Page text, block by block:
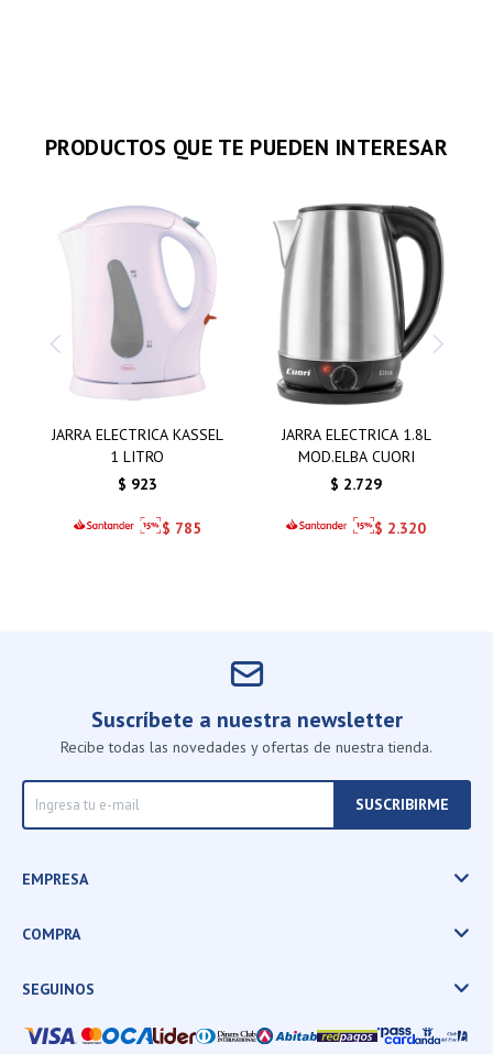
PRODUCTOS QUE TE PUEDEN INTERESAR
JARRA ELECTRICA KASSEL
1 LITRO
$ 923
$ 785
JARRA ELECTRICA 1.8L
MOD.ELBA CUORI
$ 2.729
$ 2.320
Suscríbete a nuestra newsletter
Recibe todas las novedades y ofertas de nuestra tienda.
SUSCRIBIRME
EMPRESA
COMPRA
SEGUINOS